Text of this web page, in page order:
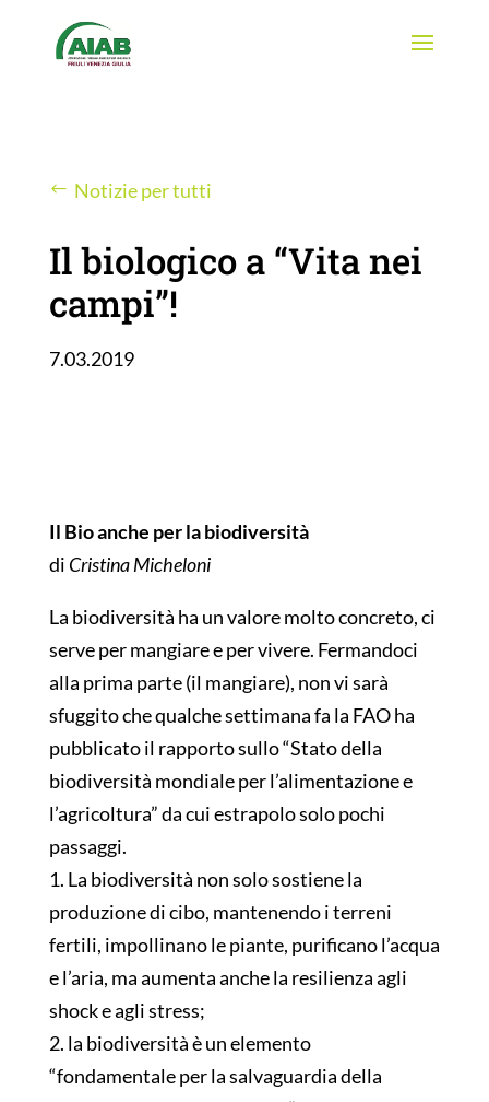
Notizie per tutti
Il biologico a “Vita nei
campi”!
7.03.2019
Il Bio anche per la biodiversità
di Cristina Micheloni
La biodiversità ha un valore molto concreto, ci
serve per mangiare e per vivere. Fermandoci
alla prima parte (il mangiare), non vi sarà
sfuggito che qualche settimana fa la FAO ha
pubblicato il rapporto sullo “Stato della
biodiversità mondiale per l’alimentazione e
l’agricoltura” da cui estrapolo solo pochi
passaggi.
1. La biodiversità non solo sostiene la
produzione di cibo, mantenendo i terreni
fertili, impollinano le piante, purificano l’acqua
e l’aria, ma aumenta anche la resilienza agli
shock e agli stress;
2. la biodiversità è un elemento
“fondamentale per la salvaguardia della